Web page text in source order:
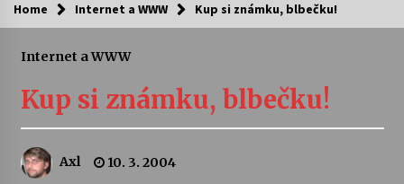
Kam za kulturou?
Sukuba Ensemble
4. 8. 2026
Vernisáž výstavy Josefíny Duškové: Stávám se
kapkou
Home Internet a WWW Kup si známku, blbečku!
Internet a WWW
Kup si známku, blbečku!
Axl 10. 3. 2004